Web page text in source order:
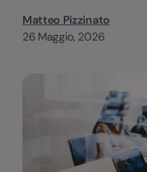
Matteo Pizzinato
26 Maggio, 2026